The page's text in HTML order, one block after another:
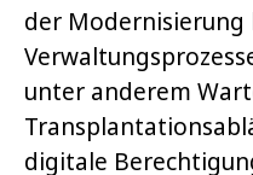
der Modernisierung
unter anderem
digitale